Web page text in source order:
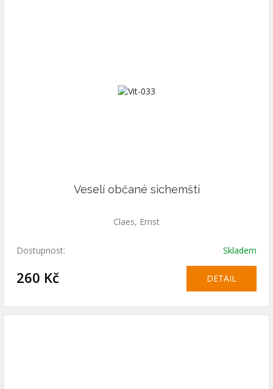
Veselí občané sichemští
Claes, Ernst
Dostupnost: Skladem
260 Kč DETAIL